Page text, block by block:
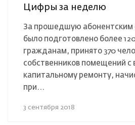
Цифры за неделю
За прошедшую
было подготовлено более
гражданам, принято 370
собственников помещений с
капитальному ремонту,
при...
3 сентября 2018